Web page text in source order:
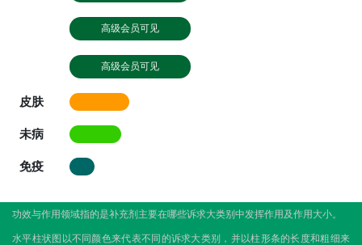
高级会员可见
高级会员可见
皮肤
未病
免疫
功效与作用领域指的是补充剂主要在哪些诉求大类别中发挥作用及作用大小。
水平柱状图以不同颜色来代表不同的诉求大类别，并以柱形条的长度和粗细来